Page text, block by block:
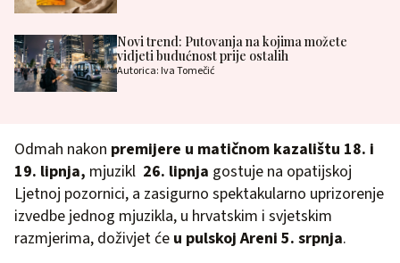
Novi trend: Putovanja na kojima možete
vidjeti budućnost prije ostalih
Autorica: Iva Tomečić
Odmah nakon premijere u matičnom kazalištu 18. i
19. lipnja, mjuzikl 26. lipnja gostuje na opatijskoj
Ljetnoj pozornici, a zasigurno spektakularno uprizorenje
izvedbe jednog mjuzikla, u hrvatskim i svjetskim
razmjerima, doživjet će u pulskoj Areni 5. srpnja.